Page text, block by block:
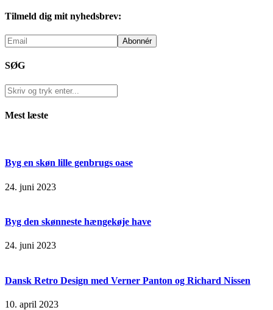
Tilmeld dig mit nyhedsbrev:
SØG
Mest læste
Byg en skøn lille genbrugs oase
24. juni 2023
Byg den skønneste hængekøje have
24. juni 2023
Dansk Retro Design med Verner Panton og Richard Nissen
10. april 2023